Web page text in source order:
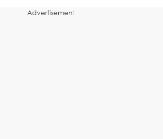
Advertisement